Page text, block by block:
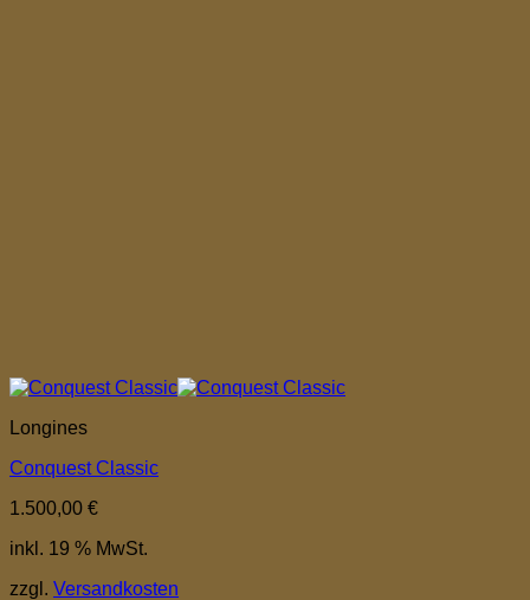
Longines
Conquest Classic
1.500,00 €
inkl. 19 % MwSt.
zzgl. Versandkosten